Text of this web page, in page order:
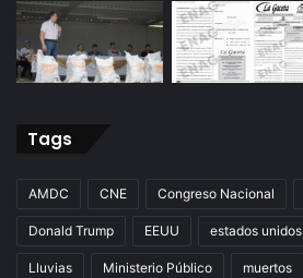
Tags
AMDC CNE Congreso Nacional
Donald Trump EEUU estados unidos
Lluvias Ministerio Público muertos